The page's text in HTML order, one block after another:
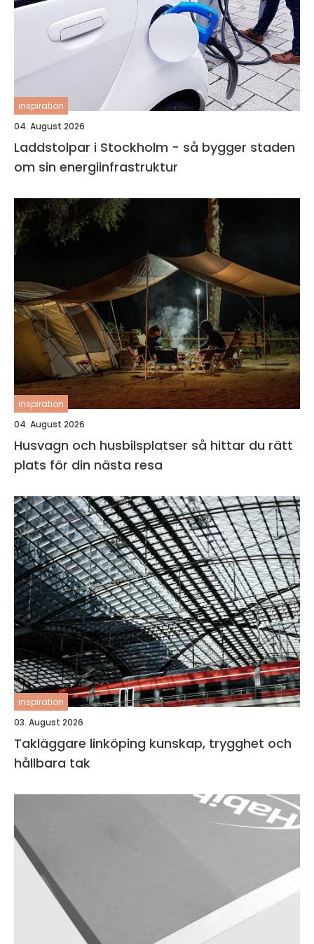
inspiration
04. August 2026
Laddstolpar i Stockholm - så bygger staden
om sin energiinfrastruktur
inspiration
04. August 2026
Husvagn och husbilsplatser så hittar du rätt
plats för din nästa resa
inspiration
03. August 2026
Takläggare linköping kunskap, trygghet och
hållbara tak